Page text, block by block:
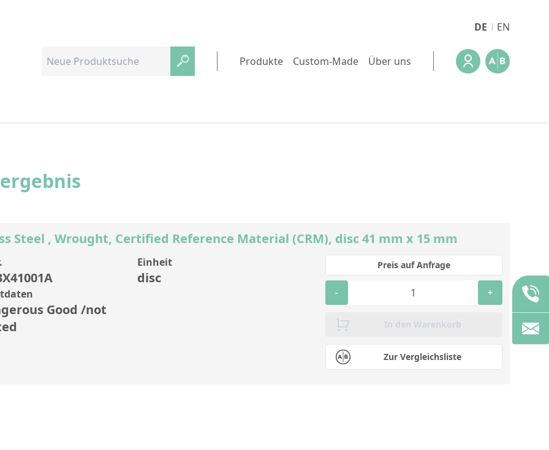
DE EN
Produkte Custom-Made Über uns
Steel , Wrought, Certified Reference Material (CRM), disc 41 mm x 15 mm
Einheit
disc
Good /not
Zur Vergleichsliste
Preis auf Anfrage
- +
In den Warenkorb